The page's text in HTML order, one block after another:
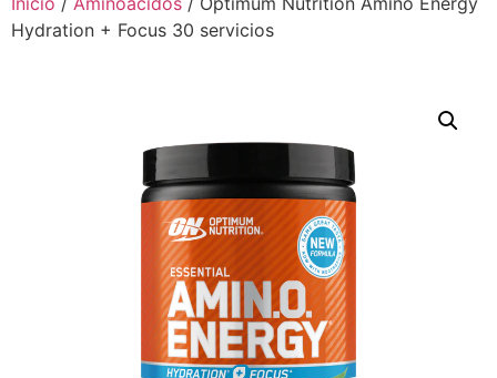
Hydration + Focus 30 servicios